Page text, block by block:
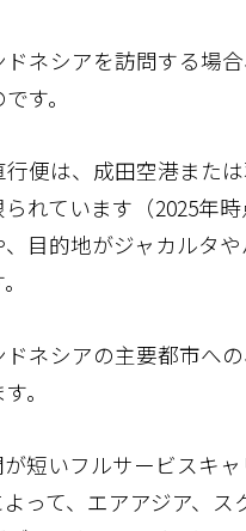
ネシアを訪問する場
す。
便は、成田空港また
れています（2025年
目的地がジャカルタ
ネシアの主要都市へ
。
短いフルサービスキ
って、エアアジア、ス